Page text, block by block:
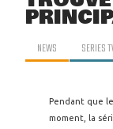
NEWS SERIES
Pendant que
moment, la